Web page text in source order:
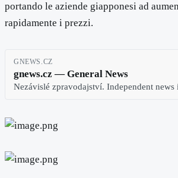
portando le aziende giapponesi ad
rapidamente i prezzi.
GNEWS.CZ
gnews.cz — General News
Nezávislé zpravodajství. Independent news